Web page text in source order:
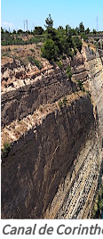
Canal de